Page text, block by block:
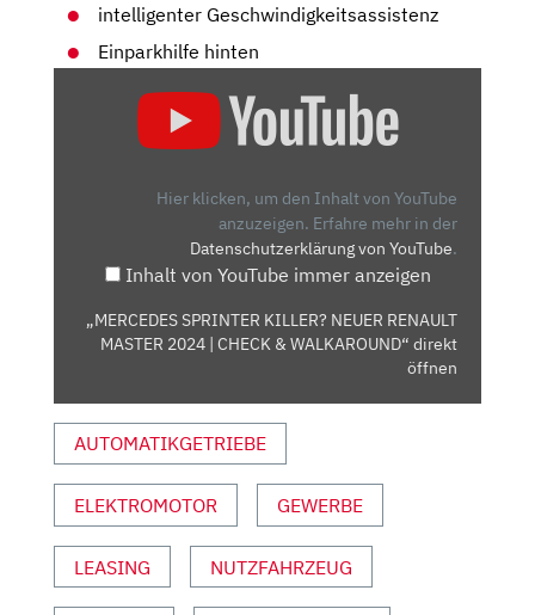
intelligenter Geschwindigkeitsassistenz
Einparkhilfe hinten
SPRINTER
CHECK
YOUTUBE
ANZEIGEN
Hier klicken, um den Inhalt von YouTube
anzuzeigen. Erfahre mehr in der
Datenschutzerklärung von YouTube.
Inhalt von YouTube immer anzeigen
„MERCEDES SPRINTER KILLER? NEUER RENAULT
MASTER 2024 | CHECK & WALKAROUND“ direkt
öffnen
AUTOMATIKGETRIEBE
ELEKTROMOTOR GEWERBE
LEASING NUTZFAHRZEUG